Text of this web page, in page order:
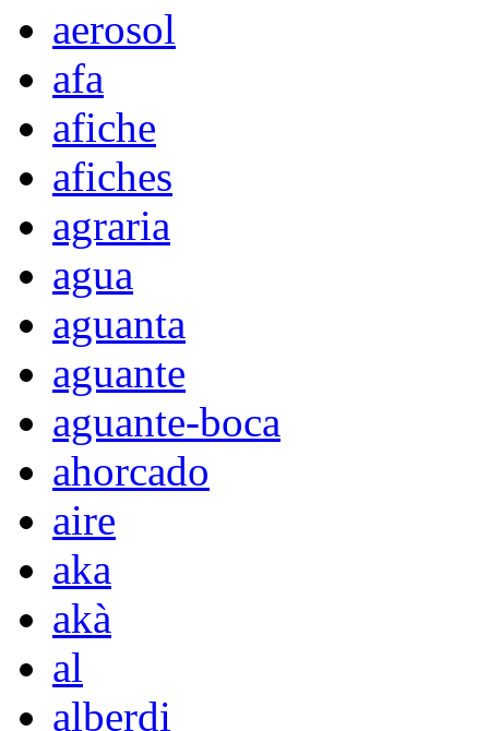
aerosol
afa
afiche
afiches
agraria
agua
aguanta
aguante
aguante-boca
ahorcado
aire
aka
akà
al
alberdi